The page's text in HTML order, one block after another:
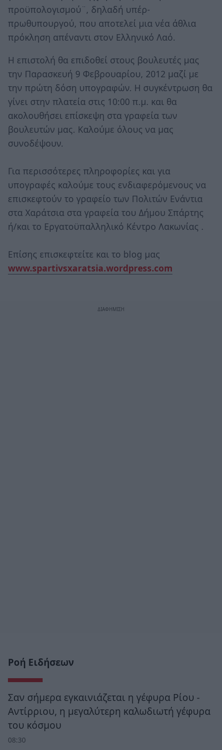
προϋπολογισμού¨, δηλαδή υπέρ-
πρωθυπουργού, που αποτελεί μια νέα άθλια
πρόκληση απέναντι στον Ελληνικό Λαό.
Η επιστολή θα επιδοθεί στους βουλευτές μας
την Παρασκευή 9 Φεβρουαρίου, 2012 μαζί με
την πρώτη δόση υπογραφών. Η συγκέντρωση θα
γίνει στην πλατεία στις 10:00 π.μ. και θα
ακολουθήσει επίσκεψη στα γραφεία των
βουλευτών μας. Καλούμε όλους να μας
συνοδέψουν.
Για περισσότερες πληροφορίες και για
υπογραφές καλούμε τους ενδιαφερόμενους να
επισκεφτούν το γραφείο των Πολιτών Ενάντια
στα Χαράτσια στα γραφεία του Δήμου Σπάρτης
ή/και το Εργατοϋπαλληλικό Κέντρο Λακωνίας .
Επίσης επισκεφτείτε και το blog μας
www.spartivsxaratsia.wordpress.com
Ροή Ειδήσεων
Σαν σήμερα εγκαινιάζεται η γέφυρα Ρίου -
Αντίρριου, η μεγαλύτερη καλωδιωτή γέφυρα
του κόσμου
08:30